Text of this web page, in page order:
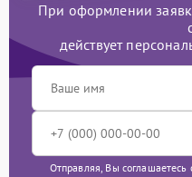
При оформлении
действует
Отправляя, Вы соглашаетесь